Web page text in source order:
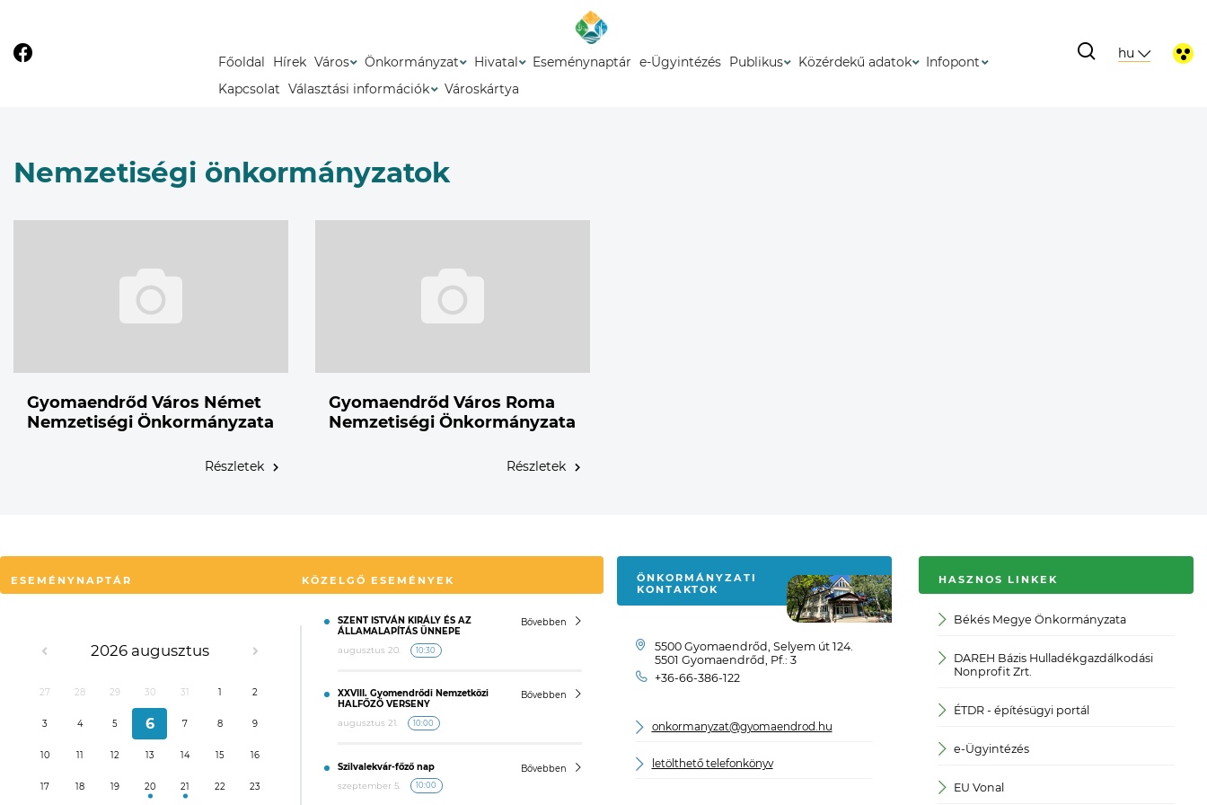
Főoldal Hírek Város Önkormányzat Hivatal Eseménynaptár e-Ügyintézés Publikus Közérdekű adatok
Infopont
Kapcsolat Választási információk Városkártya
hu
Nemzetiségi önkormányzatok
Gyomaendrőd Város Német
Nemzetiségi Önkormányzata
Részletek
Gyomaendrőd Város Roma
Nemzetiségi Önkormányzata
Részletek
ESEMÉNYNAPTÁR KÖZELGŐ ESEMÉNYEK
2026 augusztus
27 28 29 30 31 1 2
3 4 5 6 7 8 9
10 11 12 13 14 15 16
17 18 19 20 21 22 23
SZENT ISTVÁN KIRÁLY ÉS AZ
ÁLLAMALAPÍTÁS ÜNNEPE
Bővebben
augusztus 20. 10:30
XXVIII. Gyomendrődi Nemzetközi
HALFŐZŐ VERSENY
Bővebben
augusztus 21. 10:00
Szilvalekvár-főző nap
Bővebben
szeptember 5.
10:00
ÖNKORMÁNYZATI
KONTAKTOK
5500 Gyomaendrőd, Selyem út 124.
5501 Gyomaendrőd, Pf.: 3
+36-66-386-122
onkormanyzat@gyomaendrod.hu
letölthető telefonkönyv
HASZNOS LINKEK
Békés Megye Önkormányzata
DAREH Bázis Hulladékgazdálkodási
Nonprofit Zrt.
ÉTDR - építésügyi portál
e-Ügyintézés
EU Vonal